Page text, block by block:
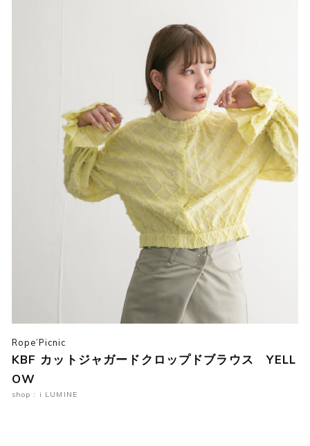
Rope’Picnic
KBF カットジャガードクロップドブラウス YELL
OW
shop : i LUMINE